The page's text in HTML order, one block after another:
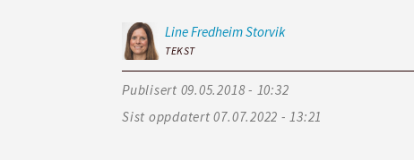
Line FredheimStorvik
TEKST
Publisert
09.05.2018 - 10:32
Sist oppdatert
07.07.2022 - 13:21